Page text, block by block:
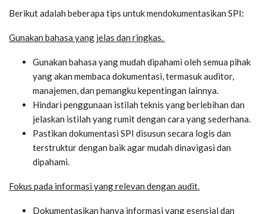
Berikut adalah beberapa tips untuk mendokumentasikan SPI:
Gunakan bahasa yang jelas dan ringkas.
Gunakan bahasa yang mudah dipahami oleh semua pihak
yang akan membaca dokumentasi, termasuk auditor,
manajemen, dan pemangku kepentingan lainnya.
Hindari penggunaan istilah teknis yang berlebihan dan
jelaskan istilah yang rumit dengan cara yang sederhana.
Pastikan dokumentasi SPI disusun secara logis dan
terstruktur dengan baik agar mudah dinavigasi dan
dipahami.
Fokus pada informasi yang relevan dengan audit.
Dokumentasikan hanya informasi yang esensial dan